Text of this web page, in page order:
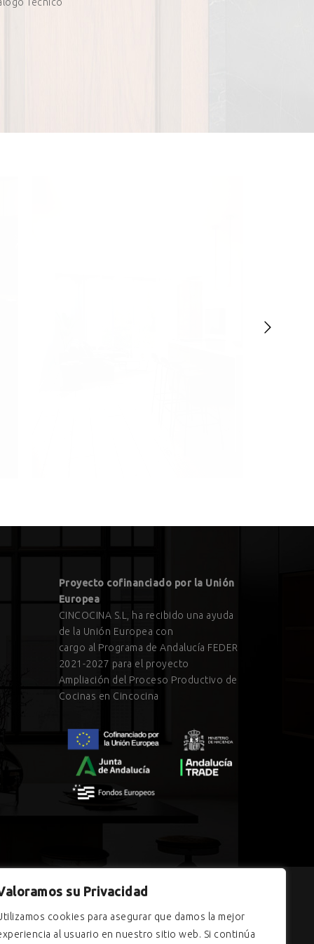
su Privacidad
cookies para asegurar que damos la mejor
al usuario en nuestro sitio web. Si continúa
Proyecto cofinanciado por la Unión
Europea
CINCOCINA S.L, ha recibido una ayuda
de la Unión Europea con
cargo al Programa de Andalucía FEDER
2021-2027 para el proyecto
Ampliación del Proceso Productivo de
Cocinas en Cincocina
contratación en el ámbito de la Comunidad